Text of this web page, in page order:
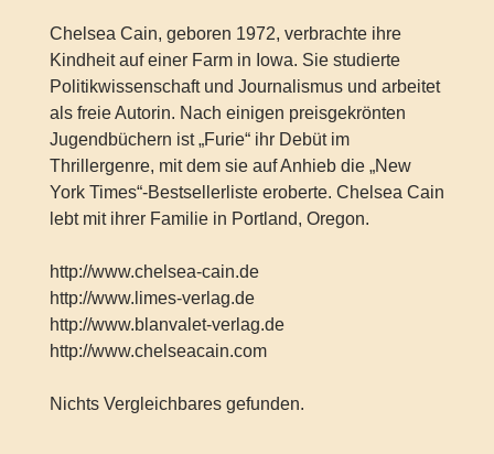
Chelsea Cain, geboren 1972, verbrachte ihre
Kindheit auf einer Farm in Iowa. Sie studierte
Politikwissenschaft und Journalismus und arbeitet
als freie Autorin. Nach einigen preisgekrönten
Jugendbüchern ist „Furie“ ihr Debüt im
Thrillergenre, mit dem sie auf Anhieb die „New
York Times“-Bestsellerliste eroberte. Chelsea Cain
lebt mit ihrer Familie in Portland, Oregon.
http://www.chelsea-cain.de
http://www.limes-verlag.de
http://www.blanvalet-verlag.de
http://www.chelseacain.com
Nichts Vergleichbares gefunden.